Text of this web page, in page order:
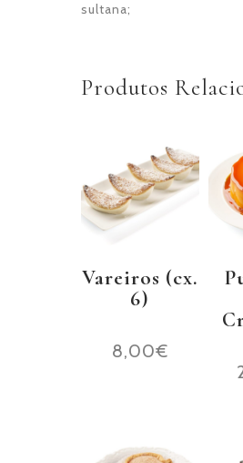
sultana;
Produtos
Vareiros (cx.
6)
8,00€